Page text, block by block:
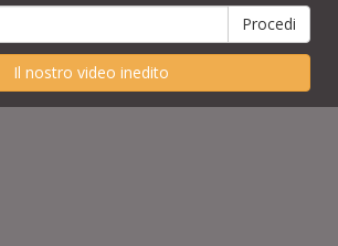
Il nostro video inedito